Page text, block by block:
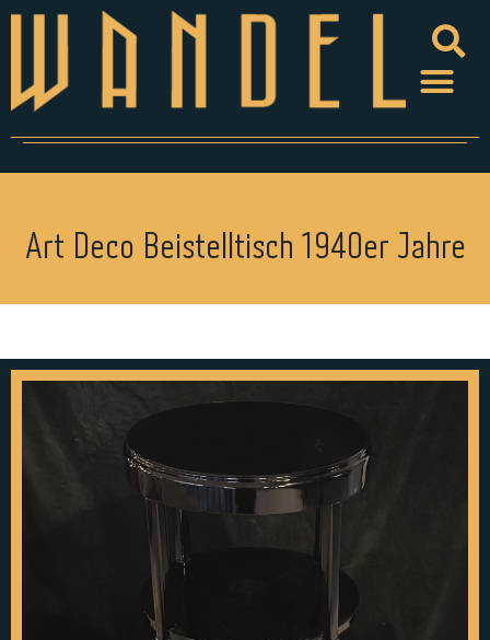
Art Deco Beistelltisch 1940er Jahre